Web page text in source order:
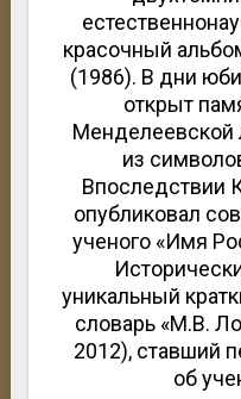
красочный
(1986). В дни
открыт
Менделеевской
из
Впоследствии
опубликовал
ученого «Имя
уникальный
словарь «М.В.
2012), ставший
об